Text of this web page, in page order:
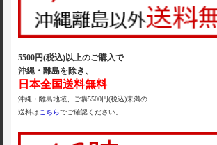
5500円(税込)以上のご購入で
沖縄・離島を除き、
日本全国送料無料
沖縄・離島地域、ご購5500円(税込)未満の
送料は こちらでご確認ください。